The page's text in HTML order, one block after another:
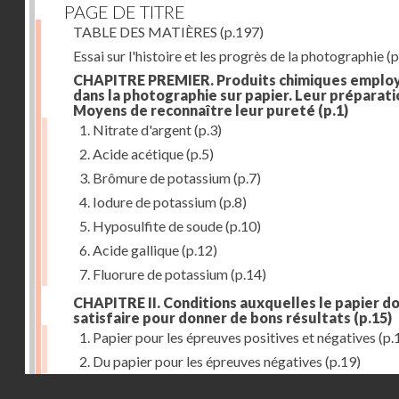
PAGE DE TITRE
TABLE DES MATIÈRES (p.197)
Essai sur l'histoire et les progrès de la photographie
CHAPITRE PREMIER. Produits chimiques
dans la photographie sur papier. Leur
Moyens de reconnaître leur pureté (p.1)
1. Nitrate d'argent(p.3)
2. Acide acétique(p.5)
3. Brômure de potassium(p.7)
4. Iodure de potassium(p.8)
5. Hyposulfite de soude(p.10)
6. Acide gallique(p.12)
7. Fluorure de potassium(p.14)
CHAPITRE II. Conditions auxquelles le papier
satisfaire pour donner de bons résultats (p.15)
1. Papier pour les épreuves positives et négatives
2. Du papier pour les épreuves négatives (p.19)